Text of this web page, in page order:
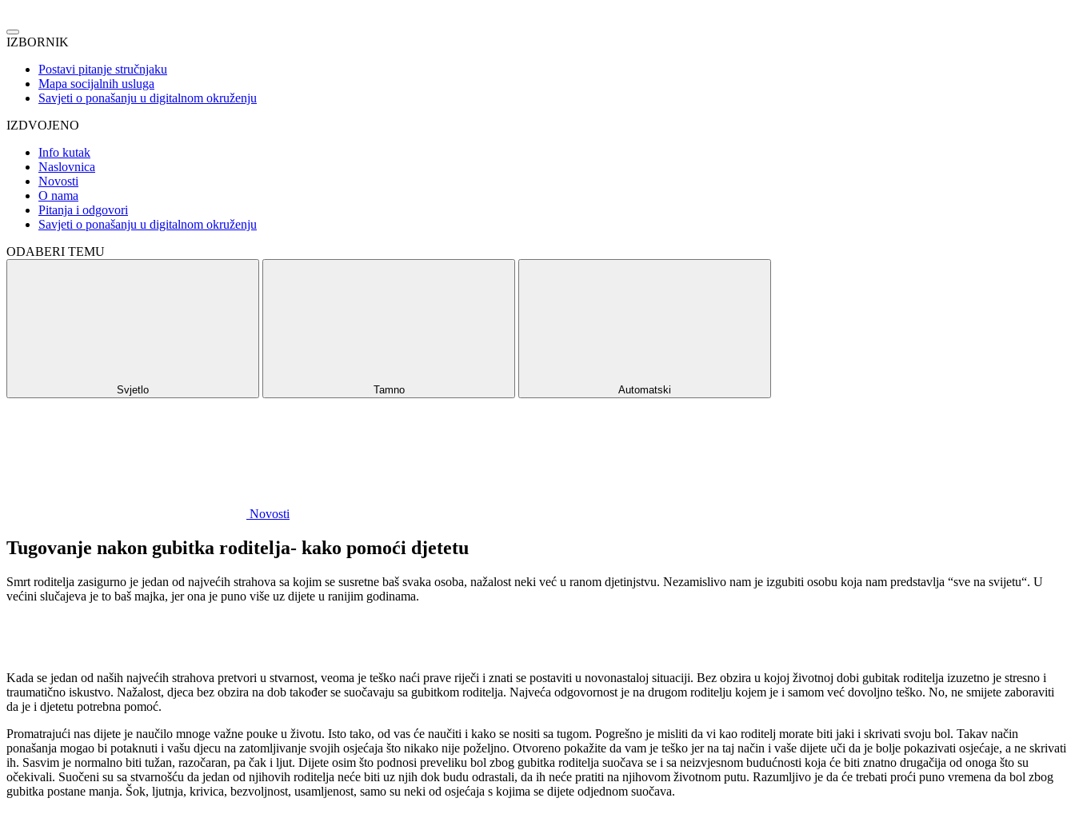
IZBORNIK
Postavi pitanje stručnjaku
Mapa socijalnih usluga
Savjeti o ponašanju u digitalnom okruženju
IZDVOJENO
Info kutak
Naslovnica
Novosti
O nama
Pitanja i odgovori
Savjeti o ponašanju u digitalnom okruženju
ODABERI TEMU
Svjetlo Tamno Automatski
Novosti
Tugovanje nakon gubitka roditelja- kako pomoći djetetu
Smrt roditelja zasigurno je jedan od najvećih strahova sa kojim se susretne baš svaka osoba, nažalost neki već u ranom djetinjstvu. Nezamislivo nam je izgubiti osobu koja nam predstavlja “sve na svijetu“. U
većini slučajeva je to baš majka, jer ona je puno više uz dijete u ranijim godinama.
Kada se jedan od naših najvećih strahova pretvori u stvarnost, veoma je teško naći prave riječi i znati se postaviti u novonastaloj situaciji. Bez obzira u kojoj životnoj dobi gubitak roditelja izuzetno je stresno i
traumatično iskustvo. Nažalost, djeca bez obzira na dob također se suočavaju sa gubitkom roditelja. Najveća odgovornost je na drugom roditelju kojem je i samom već dovoljno teško. No, ne smijete zaboraviti
da je i djetetu potrebna pomoć.
Promatrajući nas dijete je naučilo mnoge važne pouke u životu. Isto tako, od vas će naučiti i kako se nositi sa tugom. Pogrešno je misliti da vi kao roditelj morate biti jaki i skrivati svoju bol. Takav način
ponašanja mogao bi potaknuti i vašu djecu na zatomljivanje svojih osjećaja što nikako nije poželjno. Otvoreno pokažite da vam je teško jer na taj način i vaše dijete uči da je bolje pokazivati osjećaje, a ne skrivati
ih. Sasvim je normalno biti tužan, razočaran, pa čak i ljut. Dijete osim što podnosi preveliku bol zbog gubitka roditelja suočava se i sa neizvjesnom budućnosti koja će biti znatno drugačija od onoga što su
očekivali. Suočeni su sa stvarnošću da jedan od njihovih roditelja neće biti uz njih dok budu odrastali, da ih neće pratiti na njihovom životnom putu. Razumljivo je da će trebati proći puno vremena da bol zbog
gubitka postane manja. Šok, ljutnja, krivica, bezvoljnost, usamljenost, samo su neki od osjećaja s kojima se dijete odjednom suočava.